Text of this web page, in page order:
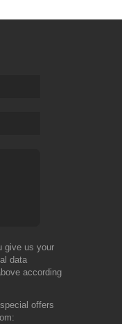
give us your
data
according
offers